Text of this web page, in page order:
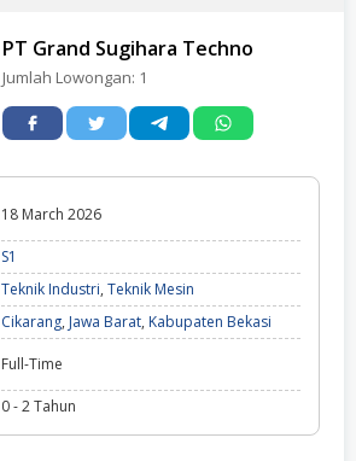
PT Grand Sugihara Techno
Jumlah Lowongan: 1
18 March 2026
S1
Teknik Industri, Teknik Mesin
Cikarang, Jawa Barat, Kabupaten Bekasi
Full-Time
0 - 2 Tahun